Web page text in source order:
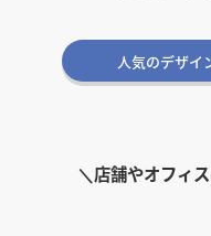
人気のデザイ
＼店舗やオフィ